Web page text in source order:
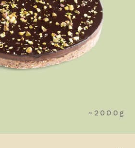
~2000g